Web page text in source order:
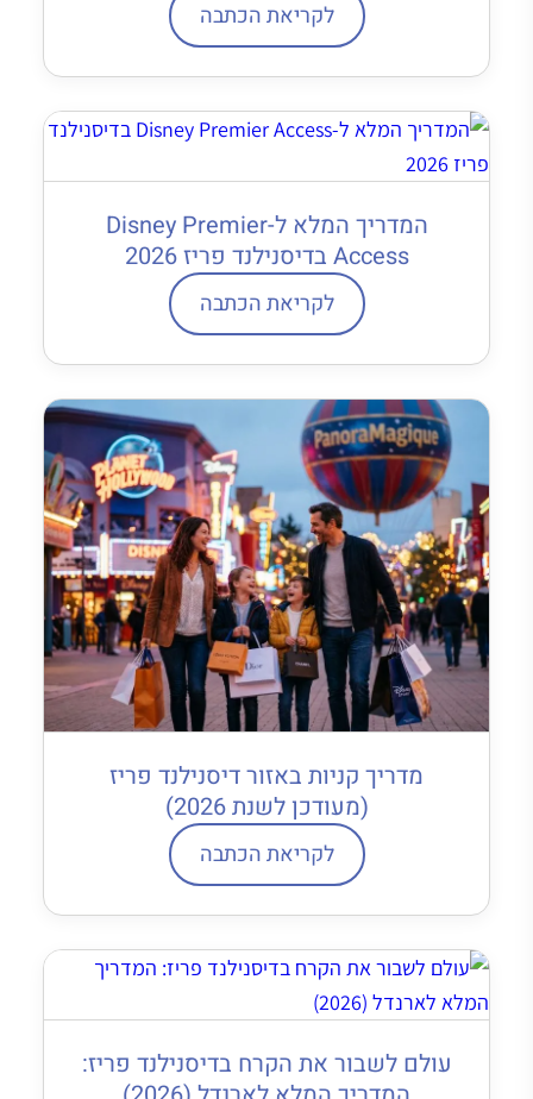
לקריאת הכתבה
המדריך המלא ל-Disney Premier
Access בדיסנילנד פריז 2026
לקריאת הכתבה
מדריך קניות באזור דיסנילנד פריז
(מעודכן לשנת 2026)
לקריאת הכתבה
עולם לשבור את הקרח בדיסנילנד פריז: